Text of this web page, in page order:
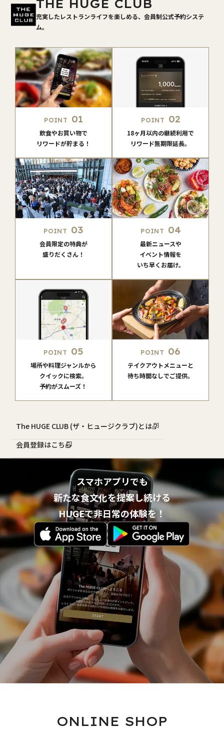
THE HUGE CLUB
充実したレストランライフを楽しめる、会員制公式予約システ
ム。
POINT 01
飲食やお買い物で
リワードが貯まる！
POINT 02
18ヶ月以内の継続利用で
リワード無期限延長。
POINT 03
会員限定の特典が
盛りだくさん！
POINT 04
最新ニュースや
イベント情報を
いち早くお届け。
POINT 05
場所や料理ジャンルから
クイックに検索。
予約がスムーズ！
POINT 06
テイクアウトメニューと
待ち時間なしでご提供。
The HUGE CLUB (ザ・ヒュージクラブ)とは？
会員登録はこちら
スマホアプリでも
新たな食文化を提案し続ける
HUGEで非日常の体験を！
ONLINE SHOP